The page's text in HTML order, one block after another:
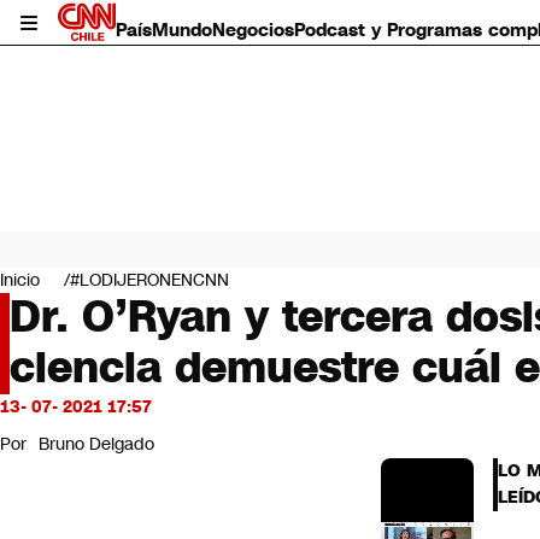
PaísMundoNegociosPodcast y Programas
Mundo
Negocios
Deportes
Programas completos
Cultura
Servicios
Bits
CNN Data
Inicio #LODIJERONENCNN
Dr. O’Ryan y tercera
ciencia demuestre cuál
13- 07- 2021 17:57
Por Bruno Delgado
LO